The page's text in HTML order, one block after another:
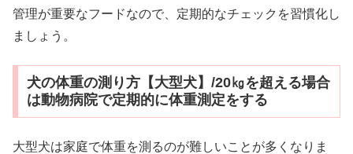
管理が重要なフードなので、定期的なチェックを習慣化し
ましょう。
犬の体重の測り方【大型犬】/20㎏を超える場合
は動物病院で定期的に体重測定をする
大型犬は家庭で体重を測るのが難しいことが多くなりま